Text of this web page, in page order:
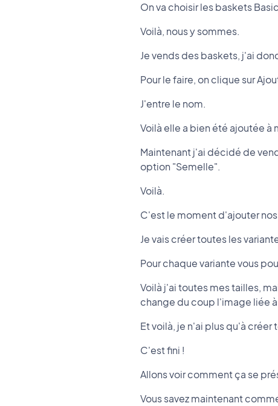
On va choisir les baskets
Voilà, nous y sommes.
Je vends des baskets, j'ai
Pour le faire, on clique sur
J'entre le nom.
Voilà elle a bien été ajoutée à
Maintenant j'ai décidé de
option "Semelle".
Voilà.
C'est le moment d'ajouter
Je vais créer toutes les
Pour chaque variante vous
Voilà j'ai toutes mes tailles,
change du coup l'image liée
Et voilà, je n'ai plus qu'à
C'est fini !
Allons voir comment ça se
Vous savez maintenant